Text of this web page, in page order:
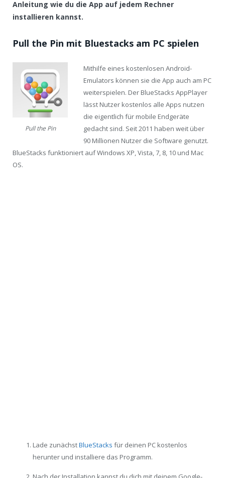
Anleitung wie du die App auf jedem Rechner
installieren kannst.
Pull the Pin mit Bluestacks am PC spielen
Pull the Pin
Mithilfe eines kostenlosen Android-
Emulators können sie die App auch am PC
weiterspielen. Der BlueStacks AppPlayer
lässt Nutzer kostenlos alle Apps nutzen
die eigentlich für mobile Endgeräte
gedacht sind. Seit 2011 haben weit über
90 Millionen Nutzer die Software genutzt.
BlueStacks funktioniert auf Windows XP, Vista, 7, 8, 10 und Mac
OS.
Lade zunächstBlueStacks für deinen PC kostenlos
herunter und installiere das Programm.